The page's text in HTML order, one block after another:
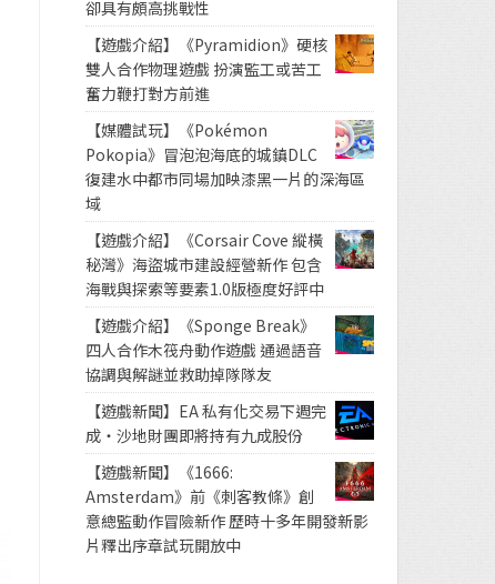
卻具有頗高挑戰性
【遊戲介紹】《Pyramidion》硬核
雙人合作物理遊戲 扮演監工或苦工
奮力鞭打對方前進
【媒體試玩】《Pokémon
Pokopia》冒泡泡海底的城鎮DLC
復建水中都市同場加映漆黑一片的深海區
域
【遊戲介紹】《Corsair Cove 縱橫
秘灣》海盜城市建設經營新作 包含
海戰與探索等要素1.0版極度好評中
【遊戲介紹】《Sponge Break》
四人合作木筏舟動作遊戲 通過語音
協調與解謎並救助掉隊隊友
【遊戲新聞】EA 私有化交易下週完
成・沙地財團即將持有九成股份
【遊戲新聞】《1666:
Amsterdam》前《刺客教條》創
意總監動作冒險新作 歷時十多年開發新影
片釋出序章試玩開放中